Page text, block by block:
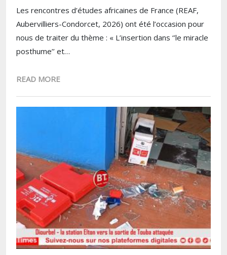
Les rencontres d’études africaines de France (REAF,
Aubervilliers-Condorcet, 2026) ont été l’occasion pour
nous de traiter du thème : « L’insertion dans ‘’le miracle
posthume’’ et…
READ MORE